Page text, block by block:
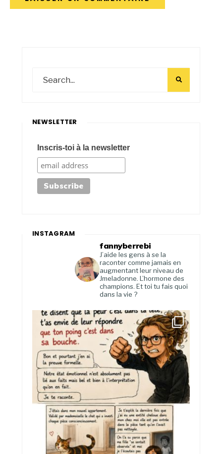
NEWSLETTER
Inscris-toi à la newsletter
INSTAGRAM
fannyberrebi
J’aide les gens à se la
raconter comme jamais en
augmentant leur niveau de
Jmeladonne. L’hormone des
champions. Et toi tu fais quoi
dans la vie ?